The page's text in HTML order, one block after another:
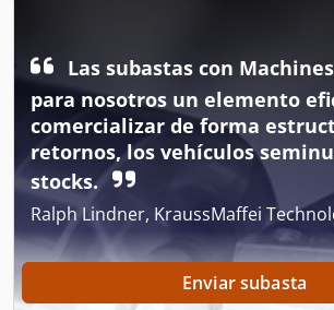
velocidad máxima de trabajo: 100 m/min,
cadenas: horizontal, cilindros de
de dos cilindros Matex 6000, ventilador
documentación disponible, inspección in
Dcedpfeyhqb Tsx An Hjk
Las subastas con
para nosotros un elemento
comercializar de forma
retornos, los vehículos
stocks.
Ralph Lindner, KraussMaffei
Enviar subasta